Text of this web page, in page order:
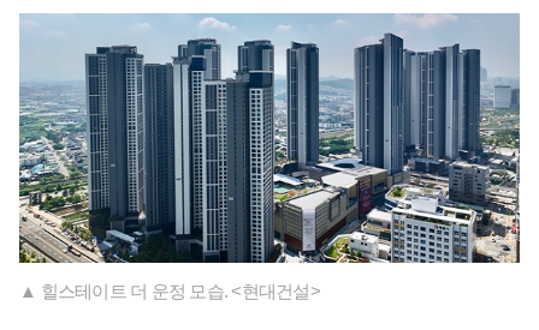
▲ 힐스테이트 더 운정 모습. <현대건설>